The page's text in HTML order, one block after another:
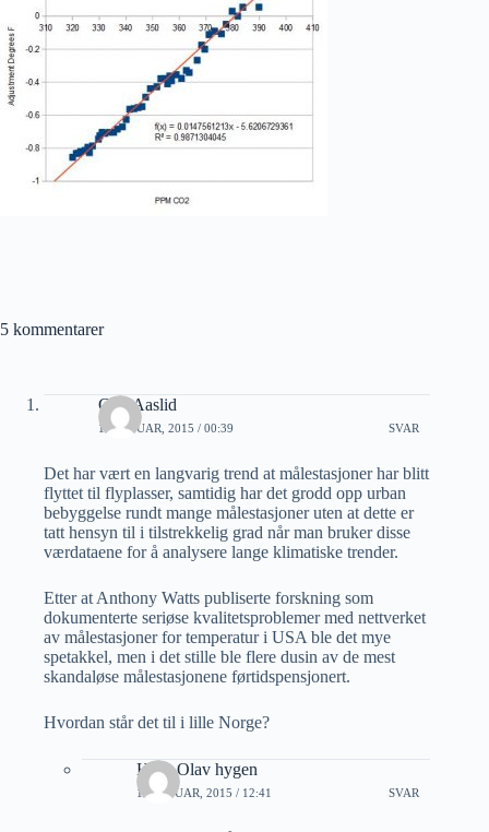
5 kommentarer
Geir Aaslid
14 JANUAR, 2015 / 00:39 SVAR
Det har vært en langvarig trend at målestasjoner har blitt
flyttet til flyplasser, samtidig har det grodd opp urban
bebyggelse rundt mange målestasjoner uten at dette er
tatt hensyn til i tilstrekkelig grad når man bruker disse
værdataene for å analysere lange klimatiske trender.
Etter at Anthony Watts publiserte forskning som
dokumenterte seriøse kvalitetsproblemer med nettverket
av målestasjoner for temperatur i USA ble det mye
spetakkel, men i det stille ble flere dusin av de mest
skandaløse målestasjonene førtidspensjonert.
Hvordan står det til i lille Norge?
Hans Olav hygen
14 JANUAR, 2015 / 12:41 SVAR